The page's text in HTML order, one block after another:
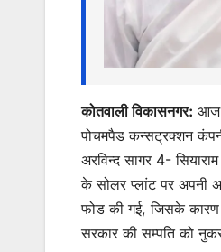
कोतवाली विकासनगर: आज
पोचमपैड कन्सट्रक्शन कंपनी
अरविन्द सागर 4-
के सोलर प्लांट पर अपनी
फोड की गई, जिसके कारण
सरकार की सम्पति को